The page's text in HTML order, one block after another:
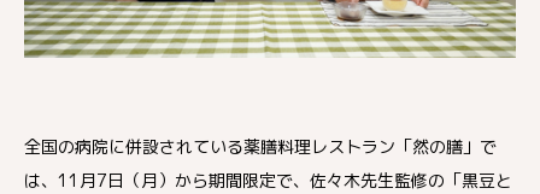
全国の病院に併設されている薬膳料理レストラン「然の膳」で
は、11月7日（月）から期間限定で、佐々木先生監修の「黒豆と